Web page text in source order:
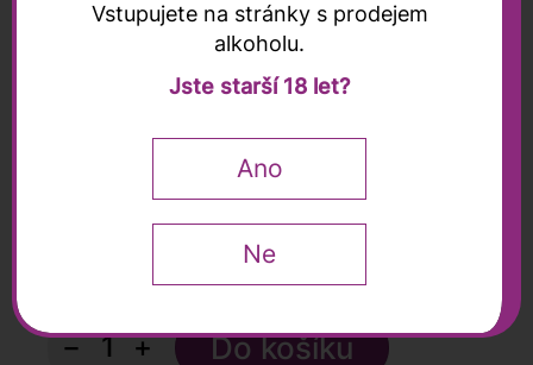
Dárková krabička,
Zemmer - na 2 lahev
− +
Vstupujete na stránky s prodejem
alkoholu.
Jste starší 18 let?
Ano
Ne